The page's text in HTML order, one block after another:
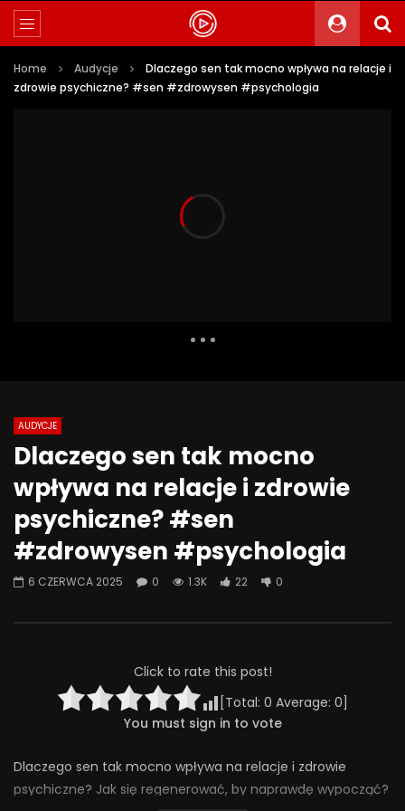
Home Audycje
Dlaczego sen tak mocno wpływa na relacje i
zdrowie psychiczne? #sen #zdrowysen #psychologia
Alkohol, leki antydepresyjne (SSRI)
i benzodiazepiny – FATALNE
połączenie? | Misja Psychiatria
#143
23 GRUDNIA 2025
655 44 0
Wesołych świąt!
23 GRUDNIA 2025
AUDYCJE
Dlaczego sen tak mocno
wpływa na relacje i zdrowie
psychiczne? #sen
#zdrowysen #psychologia
6 CZERWCA 2025 0 1.3K 22 0
Click to rate this post!
[Total: 0 Average: 0]
You must sign in to vote
Dlaczego sen tak mocno wpływa na relacje i zdrowie
psychiczne? Jak się regenerować, by naprawdę wypocząć?